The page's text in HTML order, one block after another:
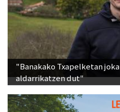
"Banakako Txapelketan
aldarrikatzen dut"